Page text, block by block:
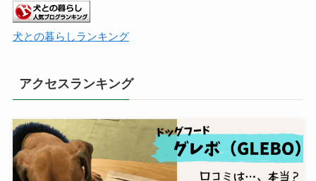
犬との暮らしランキング
アクセスランキング